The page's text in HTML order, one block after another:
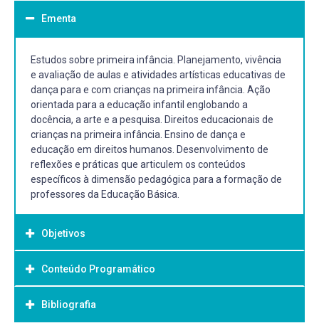
Ementa
Estudos sobre primeira infância. Planejamento, vivência
e avaliação de aulas e atividades artísticas educativas de
dança para e com crianças na primeira infância. Ação
orientada para a educação infantil englobando a
docência, a arte e a pesquisa. Direitos educacionais de
crianças na primeira infância. Ensino de dança e
educação em direitos humanos. Desenvolvimento de
reflexões e práticas que articulem os conteúdos
específicos à dimensão pedagógica para a formação de
professores da Educação Básica.
Objetivos
Objetivo Geral:
Discutir sobre dança e primeira infância; Aprofundar
ações de planejamento e sistematização de atividades e
Conteúdo Programático
Bibliografia